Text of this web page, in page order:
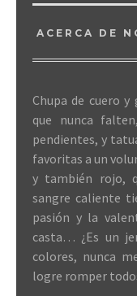
ACERCA DE
Chupa de cuero
que nunca
pendientes, y
favoritas a un
y también rojo,
sangre caliente
pasión y la
casta… ¿Es un
colores, nunca
logre romper